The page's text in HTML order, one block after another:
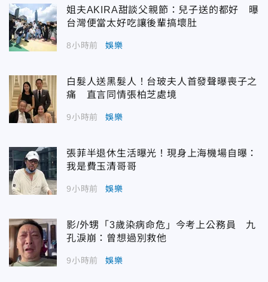
姐夫AKIRA甜談父親節：兒子送的都好 曝
台灣便當太好吃讓後輩搞壞肚
8小時前 娛樂
白髮人送黑髮人！台玻夫人首發聲曝喪子之
痛 直言同情張柏芝處境
9小時前 娛樂
張菲半退休生活曝光！現身上海機場自曝：
我是費玉清哥哥
9小時前 娛樂
影/外甥「3歲染病命危」今考上公務員 九
孔淚崩：曾想過別救他
9小時前 娛樂